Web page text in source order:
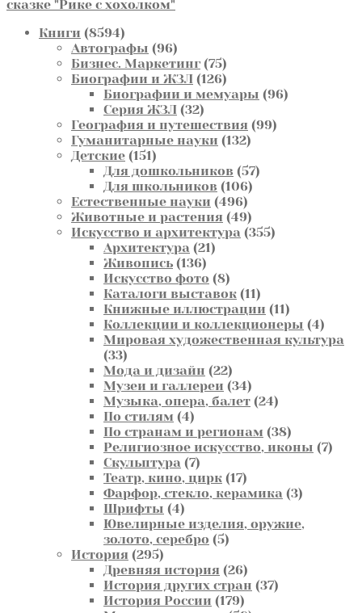
сказке "Рике с хохолком"
Книги 85948594
товара
Автографы 9696
товаров
Бизнес. Маркетинг 7575
товаров
Биографии и ЖЗЛ 126126
товаров
Биографии и мемуары 9696
Серия ЖЗЛ 3232
товара
География и путешествия 9999
Гуманитарные науки 132132
Детские 151151
товар
Для дошкольников 5757
Для школьников 106106
Естественные науки 496496
товаров
Животные и растения 4949
товаров
Искусство и архитектура 355355
Архитектура 2121
Живопись 136136
товаров
Искусство фото 88
товаров
Каталоги выставок 1111
товаров
Книжные иллюстрации 1111
товаров
Коллекции и коллекционеры 44
Мировая художественная культура
3333
товара
Мода и дизайн 2222
товара
Музеи и галлереи 3434
товара
Музыка, опера, балет 2424
По стилям 44
товара
По странам и регионам 3838
товаров
Религиозное искусство, иконы 77
Скульптура 77
товаров
Театр, кино, цирк 1717
товаров
Фарфор, стекло, керамика 33
Шрифты 44
товара
Ювелирные изделия, оружие,
золото, серебро 55
История 295295
товаров
Древняя история 2626
товаров
История других стран 3737
История России 179179